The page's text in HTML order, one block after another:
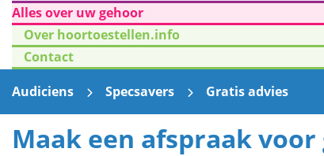
Alles over uw gehoor
Over hoortoestellen.info
Contact
Audiciens
Specsavers Gratis advies
Maak een afspraak